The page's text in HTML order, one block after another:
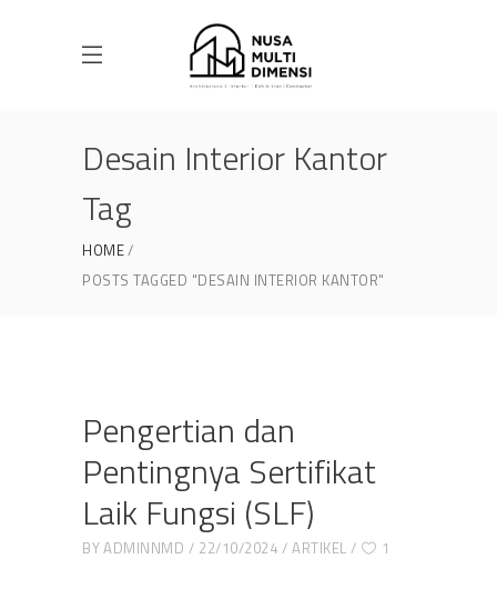
Desain Interior Kantor
Tag
HOME
POSTS TAGGED "DESAIN INTERIOR KANTOR"
Pengertian dan
Pentingnya Sertifikat
Laik Fungsi (SLF)
BYADMINNMD 22/10/2024 ARTIKEL 1